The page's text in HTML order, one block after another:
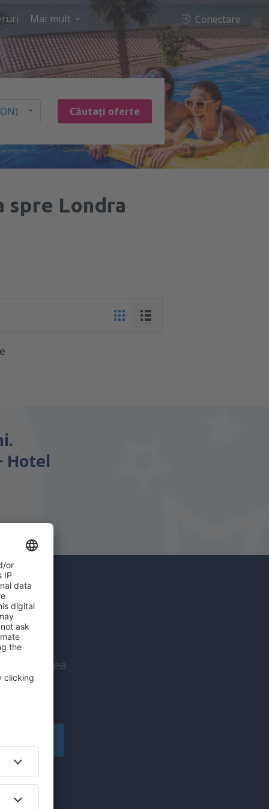
Mai mult Conectare
Căutați oferte
spre Londra
Hotel
înaintea
primesc
care am